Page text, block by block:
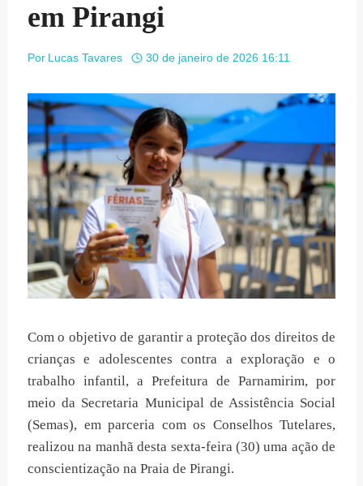
em Pirangi
Por Lucas Tavares 30 de janeiro de 2026 16:11
Com o objetivo de garantir a proteção dos direitos de
crianças e adolescentes contra a exploração e o
trabalho infantil, a Prefeitura de Parnamirim, por
meio da Secretaria Municipal de Assistência Social
(Semas), em parceria com os Conselhos Tutelares,
realizou na manhã desta sexta-feira (30) uma ação de
conscientização na Praia de Pirangi.